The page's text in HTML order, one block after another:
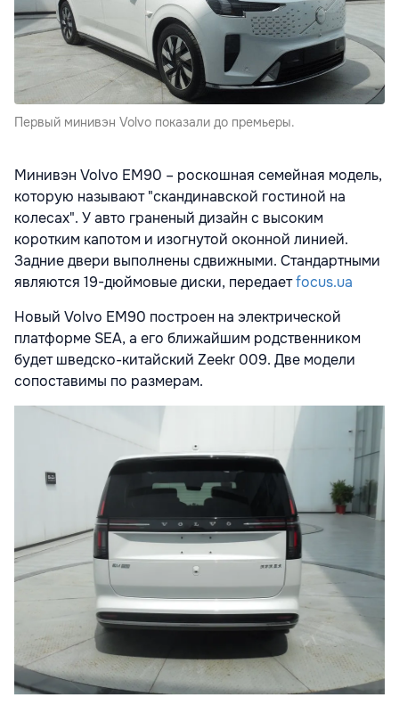
Первый минивэн Volvo показали до премьеры.
Минивэн Volvo EM90 – роскошная семейная модель,
которую называют "скандинавской гостиной на
колесах". У авто граненый дизайн с высоким
коротким капотом и изогнутой оконной линией.
Задние двери выполнены сдвижными. Стандартными
являются 19-дюймовые диски, передаетfocus.ua
Новый Volvo EM90 построен на электрической
платформе SEA, а его ближайшим родственником
будет шведско-китайский Zeekr 009. Две модели
сопоставимы по размерам.